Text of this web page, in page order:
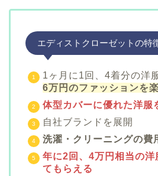
エディストクローゼットの特
1ヶ月に1回、4着分の洋
6万円のファッションを
体型カバーに優れた洋服
自社ブランドを展開
洗濯・クリーニングの費
年に2回、4万円相当の洋
てもらえる